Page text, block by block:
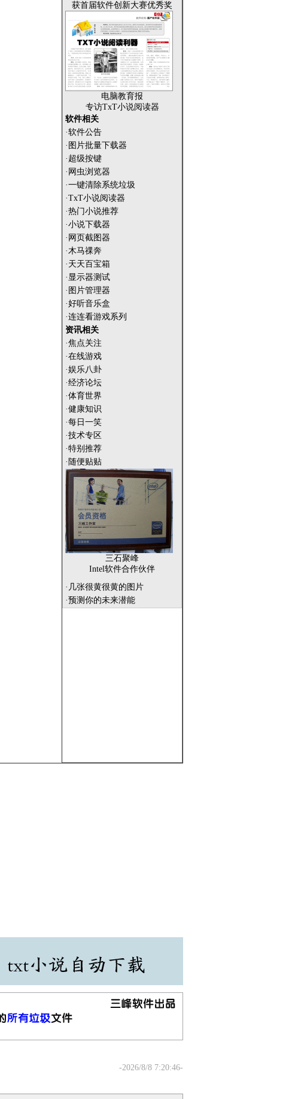
获首届软件创新大赛优秀奖
电脑教育报
专访TxT小说阅读器
软件相关
·软件公告
·图片批量下载器
·超级按键
·网虫浏览器
·一键清除系统垃圾
·TxT小说阅读器
·热门小说推荐
·小说下载器
·网页截图器
·木马祼奔
·天天百宝箱
·显示器测试
·图片管理器
·好听音乐盒
·连连看游戏系列
资讯相关
·焦点关注
·在线游戏
·娱乐八卦
·经济论坛
·体育世界
·健康知识
·每日一笑
·技术专区
·特别推荐
·随便贴贴
三石聚峰
Intel软件合作伙伴
· 几张很黄很黄的图片
·预测你的未来潜能
-2026/8/8 7:20:46-